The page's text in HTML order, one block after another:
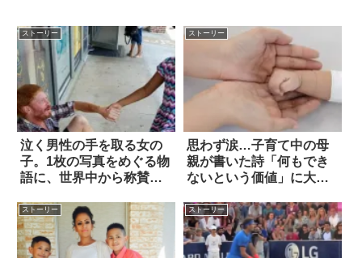
ストーリー
泣く男性の手を取る女の
子。1枚の写真をめぐる物
語に、世界中から称賛の
ストーリー
思わず涙…子育て中の母
親が書いた詩「何もでき
ないという価値」に大反
ストーリー ストーリー